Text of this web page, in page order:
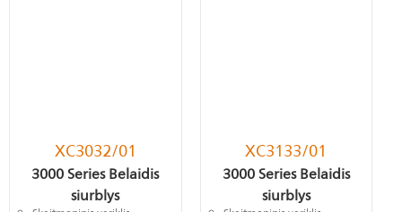
XC3032/01
3000 Series Belaidis
siurblys
XC3133/01
3000 Series Belaidis
siurblys